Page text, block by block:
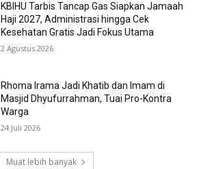
KBIHU Tarbis Tancap Gas Siapkan Jamaah
Haji 2027, Administrasi hingga Cek
Kesehatan Gratis Jadi Fokus Utama
2 Agustus 2026
Rhoma Irama Jadi Khatib dan Imam di
Masjid Dhyufurrahman, Tuai Pro-Kontra
Warga
24 Juli 2026
Muat lebih banyak